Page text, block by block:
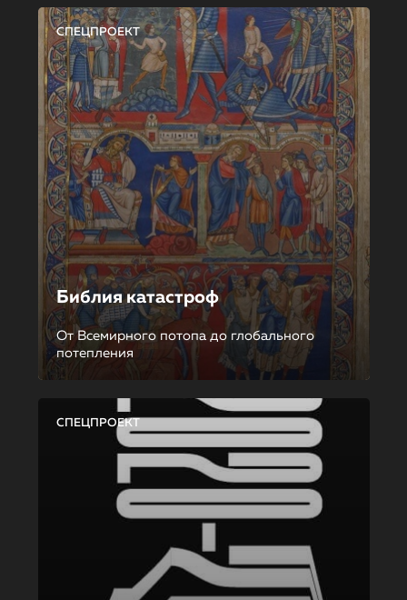
СПЕЦПРОЕКТ
Библия катастроф
От Всемирного потопа до глобального
потепления
СПЕЦПРОЕКТ